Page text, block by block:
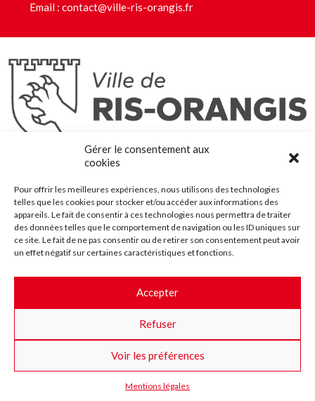
Gérer le consentement aux
cookies
Pour offrir les meilleures expériences, nous utilisons des technologies
telles que les cookies pour stocker et/ou accéder aux informations des
appareils. Le fait de consentir à ces technologies nous permettra de traiter
des données telles que le comportement de navigation ou les ID uniques sur
ce site. Le fait de ne pas consentir ou de retirer son consentement peut avoir
un effet négatif sur certaines caractéristiques et fonctions.
Accepter
Refuser
Voir les préférences
Mentions légales
Email : contact@ville-ris-orangis.fr
Ris-Orangis
@2022 — Tous droits réservés
Plan du site
Contact
Accessibilité
Crédits
Les marchés publics
Suggestions & Améliorations
Facebook
InstaTwitterYoutube